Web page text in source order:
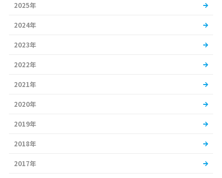
2025年
2024年
2023年
2022年
2021年
2020年
2019年
2018年
2017年